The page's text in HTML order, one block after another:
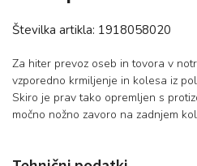
Številka artikla: 1918058020
Za hiter prevoz oseb in tovora v
vzporedno krmiljenje in kolesa iz
Skiro je prav tako opremljen s
močno nožno zavoro na zadnjem